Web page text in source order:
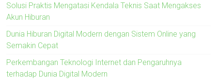
Solusi Praktis Mengatasi Kendala Teknis Saat Mengakses
Akun Hiburan
Dunia Hiburan Digital Modern dengan Sistem Online yang
Semakin Cepat
Perkembangan Teknologi Internet dan Pengaruhnya
terhadap Dunia Digital Modern